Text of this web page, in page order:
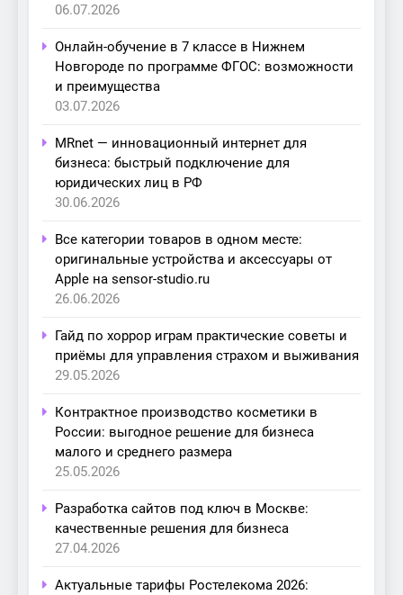
06.07.2026
Онлайн-обучение в 7 классе в Нижнем
Новгороде по программе ФГОС: возможности
и преимущества
03.07.2026
MRnet — инновационный интернет для
бизнеса: быстрый подключение для
юридических лиц в РФ
30.06.2026
Все категории товаров в одном месте:
оригинальные устройства и аксессуары от
Apple на sensor-studio.ru
26.06.2026
Гайд по хоррор играм практические советы и
приёмы для управления страхом и выживания
29.05.2026
Контрактное производство косметики в
России: выгодное решение для бизнеса
малого и среднего размера
25.05.2026
Разработка сайтов под ключ в Москве:
качественные решения для бизнеса
27.04.2026
Актуальные тарифы Ростелекома 2026: